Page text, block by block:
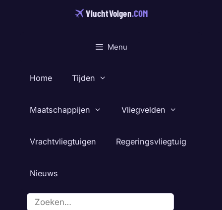
VluchtVolgen.COM
Menu
Home Tijden
Maatschappijen Vliegvelden
Vrachtvliegtuigen Regeringsvliegtuig
Nieuws